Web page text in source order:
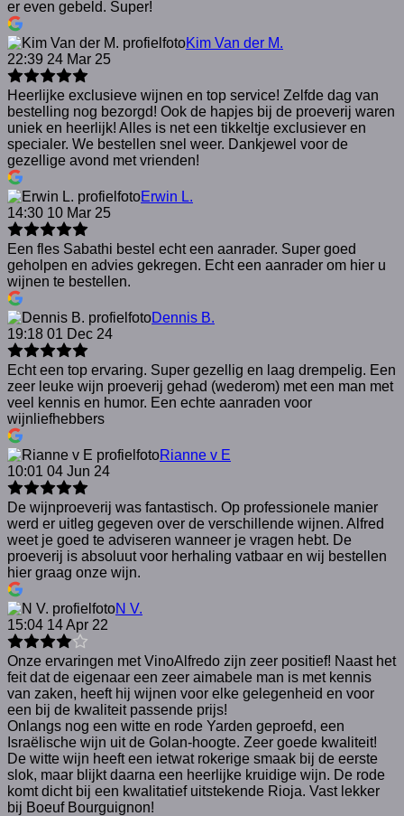
er even gebeld. Super!
Kim Van der M.
22:39 24 Mar 25
Heerlijke exclusieve wijnen en top service! Zelfde dag van
bestelling nog bezorgd! Ook de hapjes bij de proeverij waren
uniek en heerlijk! Alles is net een tikkeltje exclusiever en
specialer. We bestellen snel weer. Dankjewel voor de
gezellige avond met vrienden!
Erwin L.
14:30 10 Mar 25
Een fles Sabathi bestel echt een aanrader. Super goed
geholpen en advies gekregen. Echt een aanrader om hier u
wijnen te bestellen.
Dennis B.
19:18 01 Dec 24
Echt een top ervaring. Super gezellig en laag drempelig. Een
zeer leuke wijn proeverij gehad (wederom) met een man met
veel kennis en humor. Een echte aanraden voor
wijnliefhebbers
Rianne v E
10:01 04 Jun 24
De wijnproeverij was fantastisch. Op professionele manier
werd er uitleg gegeven over de verschillende wijnen. Alfred
weet je goed te adviseren wanneer je vragen hebt. De
proeverij is absoluut voor herhaling vatbaar en wij bestellen
hier graag onze wijn.
N V.
15:04 14 Apr 22
Onze ervaringen met VinoAlfredo zijn zeer positief! Naast het
feit dat de eigenaar een zeer aimabele man is met kennis
van zaken, heeft hij wijnen voor elke gelegenheid en voor
een bij de kwaliteit passende prijs!
Onlangs nog een witte en rode Yarden geproefd, een
Israëlische wijn uit de Golan-hoogte. Zeer goede kwaliteit!
De witte wijn heeft een ietwat rokerige smaak bij de eerste
slok, maar blijkt daarna een heerlijke kruidige wijn. De rode
komt dicht bij een kwalitatief uitstekende Rioja. Vast lekker
bij Boeuf Bourguignon!